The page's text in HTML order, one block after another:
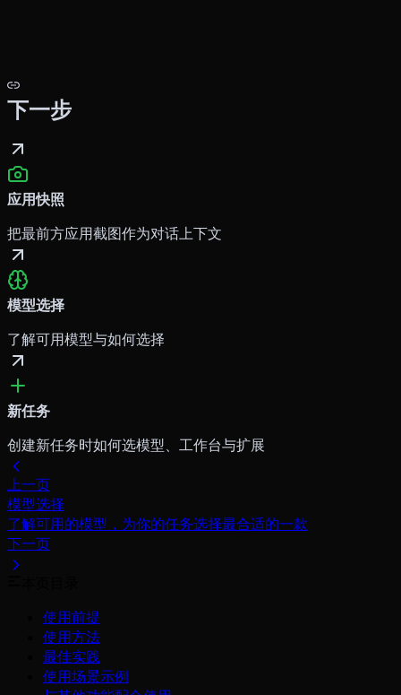
下一步
应用快照
把最前方应用截图作为对话上下文
模型选择
了解可用模型与如何选择
新任务
创建新任务时如何选模型、工作台与扩展
上一页
模型选择
了解可用的模型，为你的任务选择最合适的一款
下一页
使用前提
使用方法
最佳实践
使用场景示例